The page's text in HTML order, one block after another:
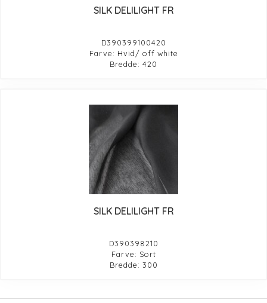
SILK DELILIGHT FR
D390399100420
Farve: Hvid/ off white
Bredde: 420
SILK DELILIGHT FR
D390398210
Farve: Sort
Bredde: 300